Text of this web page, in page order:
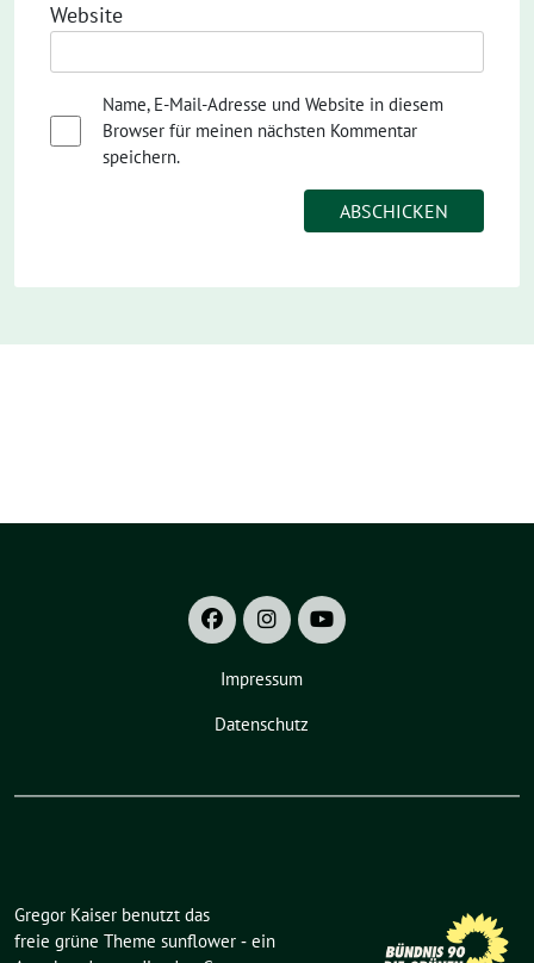
Website
Name, E-Mail-Adresse und Website in diesem
Browser für meinen nächsten Kommentar
speichern.
Impressum
Datenschutz
Gregor Kaiser benutzt das
freie grüne Theme sunflower ‐ ein